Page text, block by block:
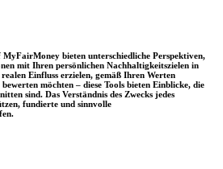
bieten unterschiedliche Perspektiven,
mit Ihren persönlichen Nachhaltigkeitszielen in
Einfluss erzielen, gemäß Ihren Werten
möchten – diese Tools bieten Einblicke, die
sind. Das Verständnis des Zwecks jedes
fundierte und sinnvolle